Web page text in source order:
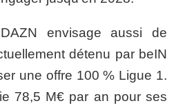
envisage aussi de
détenu par beIN
une offre 100 % Ligue 1.
78,5 M€ par an pour ses